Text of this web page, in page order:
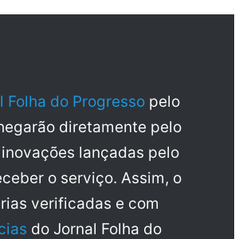
Folha do Progresso pelo
diretamente pelo
lançadas pelo
o serviço. Assim, o
verificadas e com
do Jornal Folha do